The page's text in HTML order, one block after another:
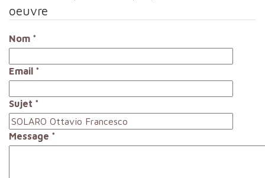
oeuvre
Nom *
Email *
Sujet *
Message *